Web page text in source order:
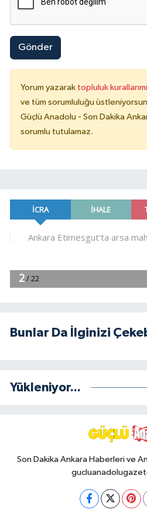
Gönder
Yorum yazarak topluluk
ve tüm sorumluluğu
Güçlü Anadolu - Son Dakika
sorumlu tutulamaz.
Bunlar Da İlginizi
Yükleniyor...
Son Dakika Ankara Haberleri ve